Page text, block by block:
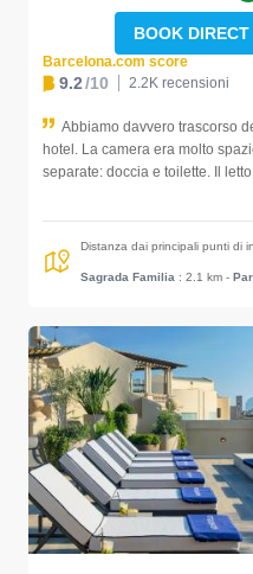
BOOK
Barcelona.com score
9.2/10 2.2K recensioni
Abbiamo davvero trascorso
hotel. La camera era molto
separate: doccia e toilette. Il
Distanza dai principali punti di
Sagrada Familia : 2.1 km -